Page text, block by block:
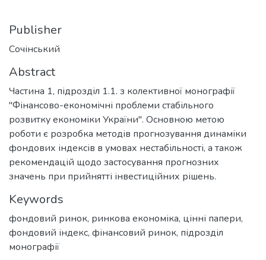
Publisher
Сочінський
Abstract
Частина 1, підрозділ 1.1. з колективної монографії
"Фінансово-економічні проблеми стабільного
розвитку економіки України". Основною метою
роботи є розробка методів прогнозування динаміки
фондових індексів в умовах нестабільності, а також
рекомендацій щодо застосування прогнозних
значень при прийнятті інвестиційних рішень.
Keywords
фондовий ринок, ринкова економіка, цінні папери,
фондовий індекс, фінансовий ринок, підрозділ
монографії